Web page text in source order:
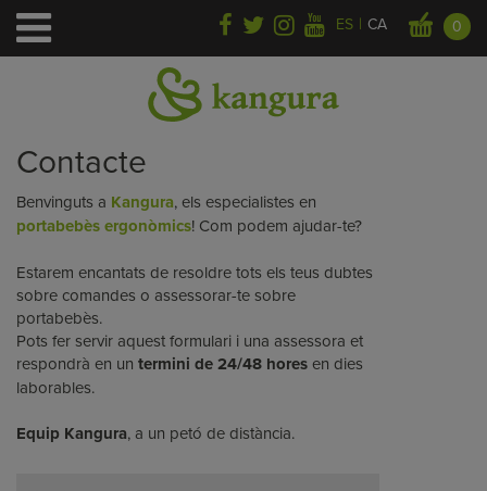
ES | CA 0
Contacte
Benvinguts a Kangura, els especialistes en
portabebès ergonòmics! Com podem ajudar-te?
Estarem encantats de resoldre tots els teus dubtes
sobre comandes o assessorar-te sobre
portabebès.
Pots fer servir aquest formulari i una assessora et
respondrà en un termini de 24/48 horesen dies
laborables.
Equip Kangura, a un petó de distància.